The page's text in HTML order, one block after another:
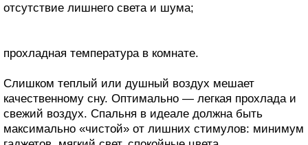
отсутствие лишнего света и шума;
прохладная температура в комнате.
Слишком теплый или душный воздух мешает
качественному сну. Оптимально — легкая прохлада и
свежий воздух. Спальня в идеале должна быть
максимально «чистой» от лишних стимулов: минимум